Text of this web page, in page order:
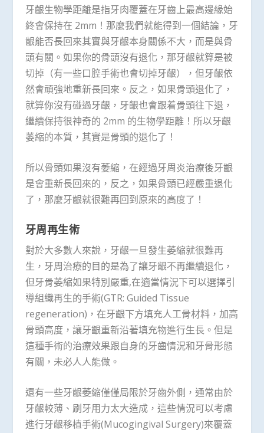
牙齦生物學距離是指牙肉覆蓋在牙齒上最高邊緣始
終會保持在 2mm！那麼我們就能得到一個結論，牙
齦能否長回來其實與牙齦本身關係不大，而是與骨
頭有關。如果你的骨頭沒有退化，那牙齦就算是被
切掉（有一些口腔手術也會切掉牙齦），但牙齦依
然會頑強地重新長回來。反之，如果骨頭退化了，
就算你沒有碰過牙齦，牙齦也會跟着骨頭往下退，
繼續保持很神奇的 2mm 的生物學距離！所以牙齦
萎縮的本質，其實是骨頭的退化了！
所以骨頭如果沒有萎縮，在經過牙周炎治療後牙齦
是會重新長回來的，反之，如果骨頭已經嚴重退化
了，那麼牙齦就很難再回到原來的高度了！
牙周再生術
對於大多數人來說，牙齦一旦發生萎縮就很難再
生，牙周治療的目的是為了讓牙齦不再繼續退化，
但牙骨萎縮如果特別嚴重,在適當情況下可以選擇引
導組織再生的手術(GTR: Guided Tissue
regeneration)，在牙齦下方填充人工骨材料，加高
骨頭高度，讓牙齦重新沿著填充物進行生長。但是
這種手術的治療效果跟自身的牙齒情況和牙骨形態
有關，未必人人能做。
還有一些牙齦萎縮僅僅局限於牙齒外側，通常由於
牙齦較薄、刷牙用力太大造成，這些情況可以考慮
進行牙齦移植手術(Mucogingival Surgery)來覆蓋